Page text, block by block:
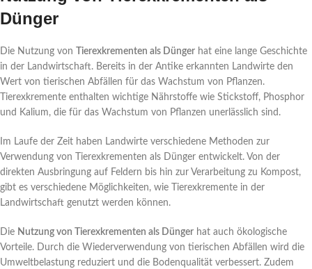
Dünger
Die Nutzung von Tierexkrementen als Dünger hat eine lange Geschichte
in der Landwirtschaft. Bereits in der Antike erkannten Landwirte den
Wert von tierischen Abfällen für das Wachstum von Pflanzen.
Tierexkremente enthalten wichtige Nährstoffe wie Stickstoff, Phosphor
und Kalium, die für das Wachstum von Pflanzen unerlässlich sind.
Im Laufe der Zeit haben Landwirte verschiedene Methoden zur
Verwendung von Tierexkrementen als Dünger entwickelt. Von der
direkten Ausbringung auf Feldern bis hin zur Verarbeitung zu Kompost,
gibt es verschiedene Möglichkeiten, wie Tierexkremente in der
Landwirtschaft genutzt werden können.
Die Nutzung von Tierexkrementen als Dünger hat auch ökologische
Vorteile. Durch die Wiederverwendung von tierischen Abfällen wird die
Umweltbelastung reduziert und die Bodenqualität verbessert. Zudem